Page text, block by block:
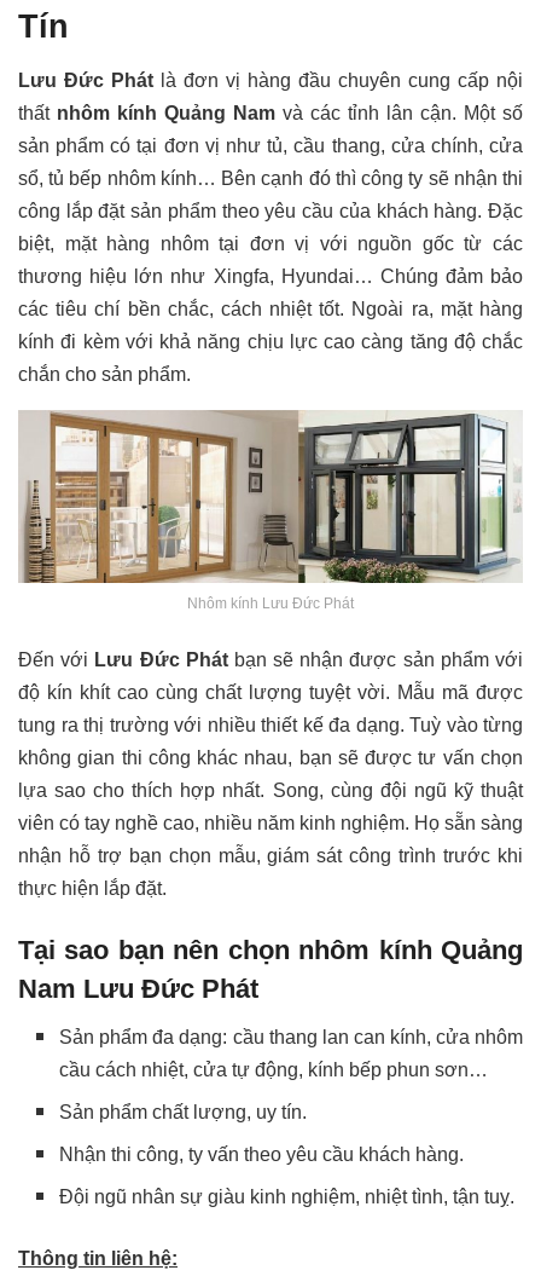
Tín
Lưu Đức Phát là đơn vị hàng đầu chuyên cung cấp nội
thất nhôm kính Quảng Nam và các tỉnh lân cận. Một số
sản phẩm có tại đơn vị như tủ, cầu thang, cửa chính, cửa
sổ, tủ bếp nhôm kính… Bên cạnh đó thì công ty sẽ nhận thi
công lắp đặt sản phẩm theo yêu cầu của khách hàng. Đặc
biệt, mặt hàng nhôm tại đơn vị với nguồn gốc từ các
thương hiệu lớn như Xingfa, Hyundai… Chúng đảm bảo
các tiêu chí bền chắc, cách nhiệt tốt. Ngoài ra, mặt hàng
kính đi kèm với khả năng chịu lực cao càng tăng độ chắc
chắn cho sản phẩm.
Nhôm kính Lưu Đức Phát
Đến với Lưu Đức Phátbạn sẽ nhận được sản phẩm với
độ kín khít cao cùng chất lượng tuyệt vời. Mẫu mã được
tung ra thị trường với nhiều thiết kế đa dạng. Tuỳ vào từng
không gian thi công khác nhau, bạn sẽ được tư vấn chọn
lựa sao cho thích hợp nhất. Song, cùng đội ngũ kỹ thuật
viên có tay nghề cao, nhiều năm kinh nghiệm. Họ sẵn sàng
nhận hỗ trợ bạn chọn mẫu, giám sát công trình trước khi
thực hiện lắp đặt.
Tại sao bạn nên chọn nhôm kính Quảng
Nam Lưu Đức Phát
Sản phẩm đa dạng: cầu thang lan can kính, cửa nhôm
cầu cách nhiệt, cửa tự động, kính bếp phun sơn…
Sản phẩm chất lượng, uy tín.
Nhận thi công, ty vấn theo yêu cầu khách hàng.
Đội ngũ nhân sự giàu kinh nghiệm, nhiệt tình, tận tuỵ.
Thông tin liên hệ: